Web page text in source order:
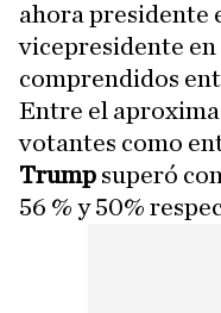
ahora presidente
vicepresidente en
comprendidos
Entre el
votantes como
Trump superó
56 % y 50%